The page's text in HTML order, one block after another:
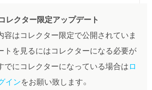
レクター限定アップデート
容はコレクター限定で公開されていま
トを見るにはコレクターになる必要が
でにコレクターになっている場合はロ
インをお願い致します。